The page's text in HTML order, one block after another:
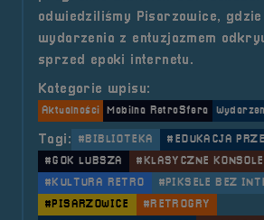
odwiedziliśmy Pisarzowice,
wydarzenia z entuzjazmem
sprzed epoki internetu.
Kategorie wpisu:
Aktualności Mobilna RetroSfera
Tagi: #BIBLIOTEKA
#EDUKACJA
#GOK LUBSZA
#KLASYCZNE KONSOLE
#KULTURA RETRO
#PIKSELE BEZ
#PISARZOWICE
#RETROGRY